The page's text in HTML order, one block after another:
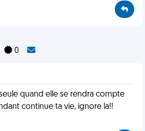
0
quand elle se rendra compte
continue ta vie, ignore la!!